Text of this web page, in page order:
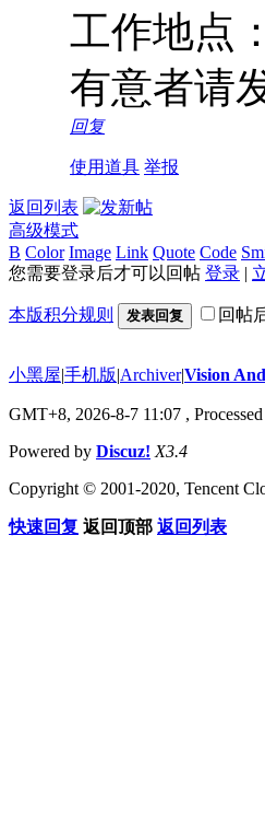
工作地点
有意者请
回复
使用道具 举报
返回列表
高级模式
B Color Image Link Quote Code
您需要登录后才可以回帖 登录 |
本版积分规则 发表回复 回帖
小黑屋|手机版|Archiver|Vision
GMT+8, 2026-8-7 11:07 ,
Powered by Discuz! X3.4
Copyright © 2001-2020, Tencent
快速回复 返回顶部 返回列表